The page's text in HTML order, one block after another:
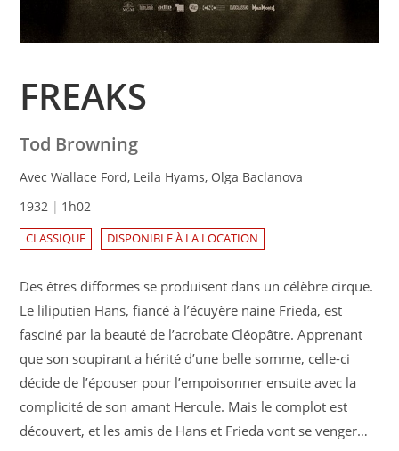
FREAKS
Tod Browning
Avec Wallace Ford, Leila Hyams, Olga Baclanova
1932
1h02
CLASSIQUE DISPONIBLE À LA LOCATION
Des êtres difformes se produisent dans un célèbre cirque.
Le liliputien Hans, fiancé à l’écuyère naine Frieda, est
fasciné par la beauté de l’acrobate Cléopâtre. Apprenant
que son soupirant a hérité d’une belle somme, celle-ci
décide de l’épouser pour l’empoisonner ensuite avec la
complicité de son amant Hercule. Mais le complot est
découvert, et les amis de Hans et Frieda vont se venger…